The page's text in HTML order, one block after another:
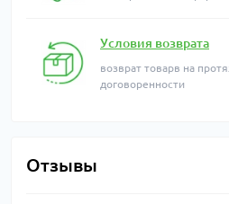
Условия возврата
возврат товарв на
договоренности
Отзывы